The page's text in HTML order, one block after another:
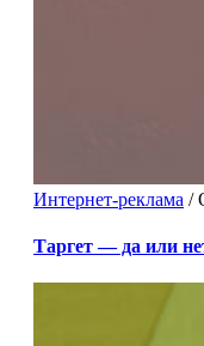
Интернет-реклама /
Таргет — да или